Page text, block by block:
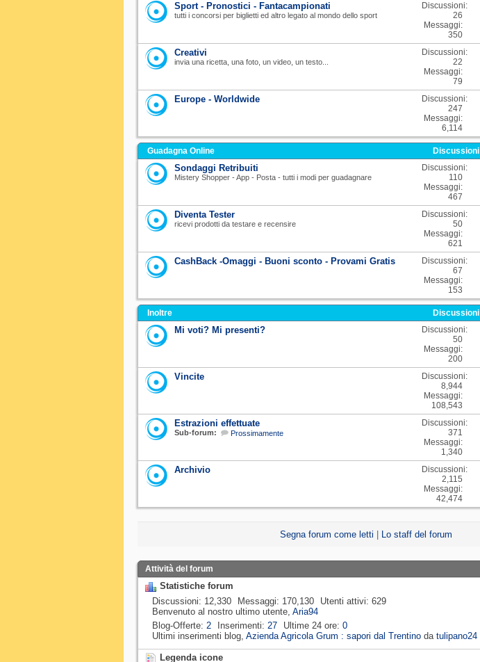
Sport - Pronostici - Fantacampionati
tutti i concorsi per biglietti ed altro legato al mondo dello sport
Discussioni:
26
Messaggi:
350
Creativi
invia una ricetta, una foto, un video, un testo...
Discussioni:
22
Messaggi:
79
Europe - Worldwide
Discussioni:
247
Messaggi:
6,114
Guadagna Online Discussioni
Sondaggi Retribuiti
Mistery Shopper - App - Posta - tutti i modi per guadagnare
Discussioni:
110
Messaggi:
467
Diventa Tester
ricevi prodotti da testare e recensire
Discussioni:
50
Messaggi:
621
CashBack -Omaggi - Buoni sconto - Provami Gratis
Discussioni:
67
Messaggi:
153
Inoltre Discussioni
Mi voti? Mi presenti?
Discussioni:
50
Messaggi:
200
Vincite
Discussioni:
8,944
Messaggi:
108,543
Estrazioni effettuate
Sub-forum: Prossimamente
Discussioni:
371
Messaggi:
1,340
Archivio
Discussioni:
2,115
Messaggi:
42,474
Segna forum come letti Lo staff del forum
Attività del forum
Statistiche forum
Discussioni
12,330 Messaggi 170,130 Utenti attivi 629
Benvenuto al nostro ultimo utente, Aria94
Blog-Offerte 2 Inserimenti 27 Ultime 24 ore 0
Ultimi inserimenti blog, Azienda Agricola Grum : sapori dal Trentino da tulipano24
Legenda icone